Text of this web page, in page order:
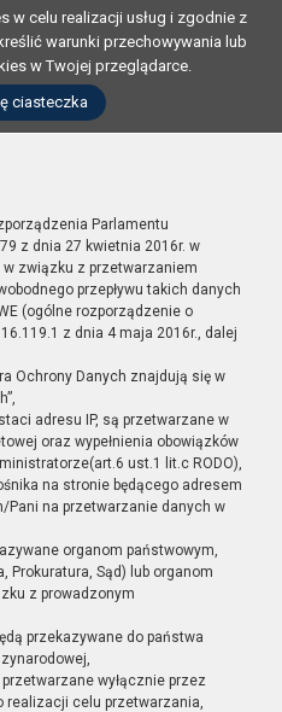
w celu realizacji usług i zgodnie z
warunki przechowywania lub
w Twojej przeglądarce.
ciasteczka
Parlamentu
z dnia 27 kwietnia 2016r. w
związku z przetwarzaniem
przepływu takich danych
(ogólne rozporządzenie o
z dnia 4 maja 2016r., dalej
Ochrony Danych znajdują się w
adresu IP, są przetwarzane w
oraz wypełnienia obowiązków
ust.1 lit.c RODO),
na stronie będącego adresem
Pani na przetwarzanie danych w
organom państwowym,
Prokuratura, Sąd) lub organom
z prowadzonym
przekazywane do państwa
wyłącznie przez
realizacji celu przetwarzania,